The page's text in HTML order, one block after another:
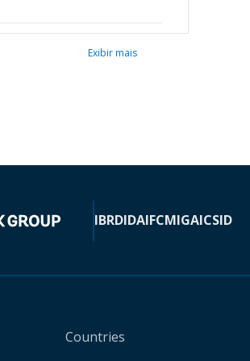
Exibir mais
IBRDIDAIFCMIGAICSID
Countries